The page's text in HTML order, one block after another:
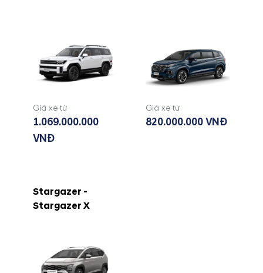
Giá xe từ
1.069.000.000
VNĐ
Giá xe từ
820.000.000 VNĐ
Stargazer -
Stargazer X